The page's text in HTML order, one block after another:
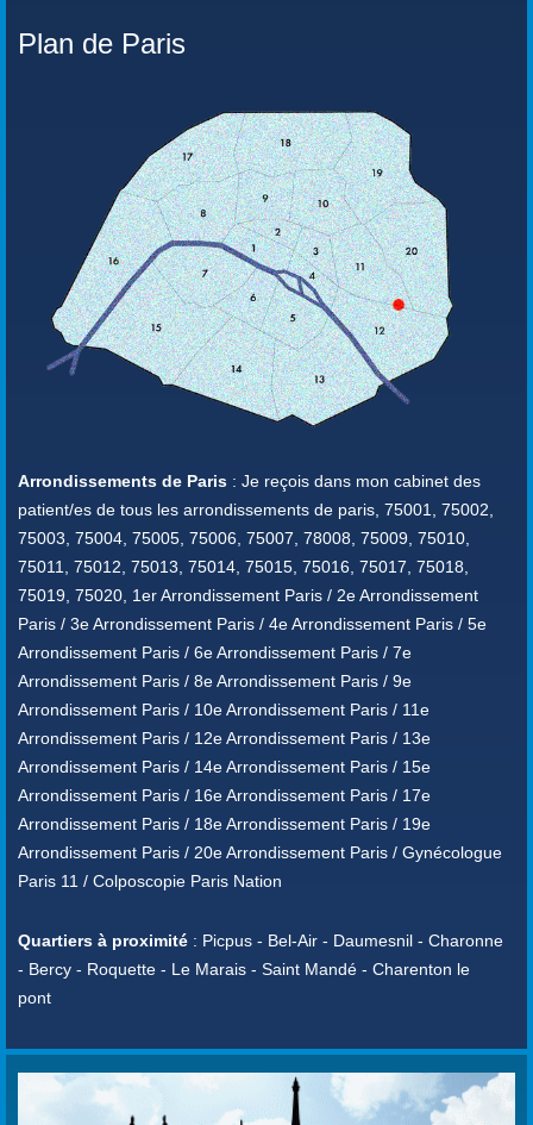
Plan de Paris
Arrondissements de Paris : Je reçois dans mon cabinet des
patient/es de tous les arrondissements de paris, 75001, 75002,
75003, 75004, 75005, 75006, 75007, 78008, 75009, 75010,
75011, 75012, 75013, 75014, 75015, 75016, 75017, 75018,
75019, 75020, 1er Arrondissement Paris / 2e Arrondissement
Paris / 3e Arrondissement Paris / 4e Arrondissement Paris / 5e
Arrondissement Paris / 6e Arrondissement Paris / 7e
Arrondissement Paris / 8e Arrondissement Paris / 9e
Arrondissement Paris / 10e Arrondissement Paris / 11e
Arrondissement Paris / 12e Arrondissement Paris / 13e
Arrondissement Paris / 14e Arrondissement Paris / 15e
Arrondissement Paris / 16e Arrondissement Paris / 17e
Arrondissement Paris / 18e Arrondissement Paris / 19e
Arrondissement Paris / 20e Arrondissement Paris / Gynécologue
Paris 11 / Colposcopie Paris Nation
Quartiers à proximité : Picpus - Bel-Air - Daumesnil - Charonne
- Bercy - Roquette - Le Marais - Saint Mandé - Charenton le
pont